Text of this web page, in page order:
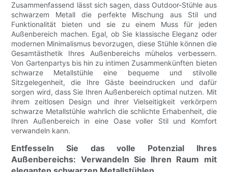
Zusammenfassend lässt sich sagen, dass Outdoor-Stühle aus
schwarzem Metall die perfekte Mischung aus Stil und
Funktionalität bieten und sie zu einem Muss für jeden
Außenbereich machen. Egal, ob Sie klassische Eleganz oder
modernen Minimalismus bevorzugen, diese Stühle können die
Gesamtästhetik Ihres Außenbereichs mühelos verbessern.
Von Gartenpartys bis hin zu intimen Zusammenkünften bieten
schwarze Metallstühle eine bequeme und stilvolle
Sitzgelegenheit, die Ihre Gäste beeindrucken und dafür
sorgen wird, dass Sie Ihren Außenbereich optimal nutzen. Mit
ihrem zeitlosen Design und ihrer Vielseitigkeit verkörpern
schwarze Metallstühle wahrlich die schlichte Erhabenheit, die
Ihren Außenbereich in eine Oase voller Stil und Komfort
verwandeln kann.
Entfesseln Sie das volle Potenzial Ihres
Außenbereichs: Verwandeln Sie Ihren Raum mit